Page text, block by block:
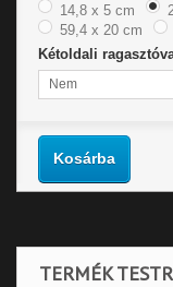
14,8 x 5 cm
59,4 x 20 cm
Kétoldali
Nem
Kosárba
TERMÉK